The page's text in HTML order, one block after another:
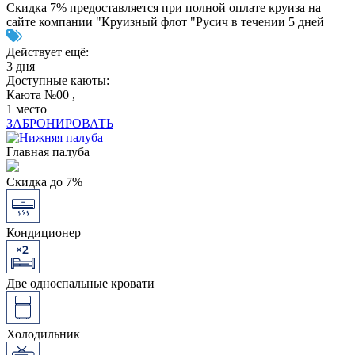
Скидка 7% предоставляется при полной оплате круиза на
сайте компании "Круизный флот "Русич в течении 5 дней
Действует ещё:
3 дня
Доступные каюты:
Каюта №00 ,
1 место
ЗАБРОНИРОВАТЬ
Главная палуба
Скидка до 7%
Кондиционер
Две односпальные кровати
Холодильник